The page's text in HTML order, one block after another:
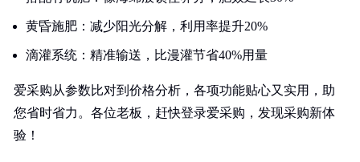
黄昏施肥：减少阳光分解，利用率提升20%
滴灌系统：精准输送，比漫灌节省40%用量
爱采购从参数比对到价格分析，各项功能贴心又实用，助
您省时省力。各位老板，赶快登录爱采购，发现采购新体
验！